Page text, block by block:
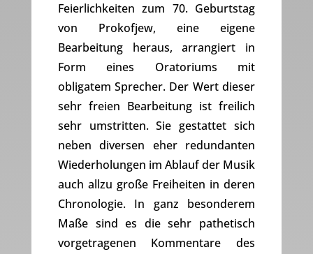
Feierlichkeiten zum 70. Geburtstag
von Prokofjew, eine eigene
Bearbeitung heraus, arrangiert in
Form eines Oratoriums mit
obligatem Sprecher. Der Wert dieser
sehr freien Bearbeitung ist freilich
sehr umstritten. Sie gestattet sich
neben diversen eher redundanten
Wiederholungen im Ablauf der Musik
auch allzu große Freiheiten in deren
Chronologie. In ganz besonderem
Maße sind es die sehr pathetisch
vorgetragenen Kommentare des